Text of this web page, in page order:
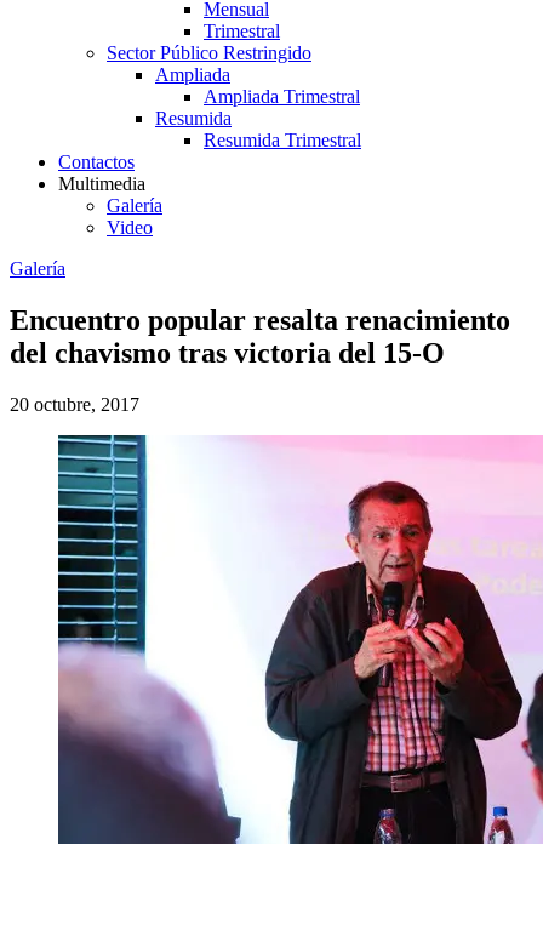
Mensual
Trimestral
Sector Público Restringido
Ampliada
Ampliada Trimestral
Resumida
Resumida Trimestral
Contactos
Multimedia
Galería
Video
Galería
Encuentro popular resalta renacimiento
del chavismo tras victoria del 15-O
20 octubre, 2017